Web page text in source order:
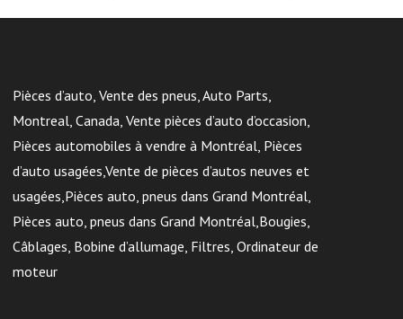
Pièces d’auto, Vente des pneus, Auto Parts,
Montreal, Canada, Vente pièces d’auto d’occasion,
Pièces automobiles à vendre à Montréal, Pièces
d’auto usagées,Vente de pièces d’autos neuves et
usagées,Pièces auto, pneus dans Grand Montréal,
Pièces auto, pneus dans Grand Montréal,Bougies,
Câblages, Bobine d’allumage, Filtres, Ordinateur de
moteur